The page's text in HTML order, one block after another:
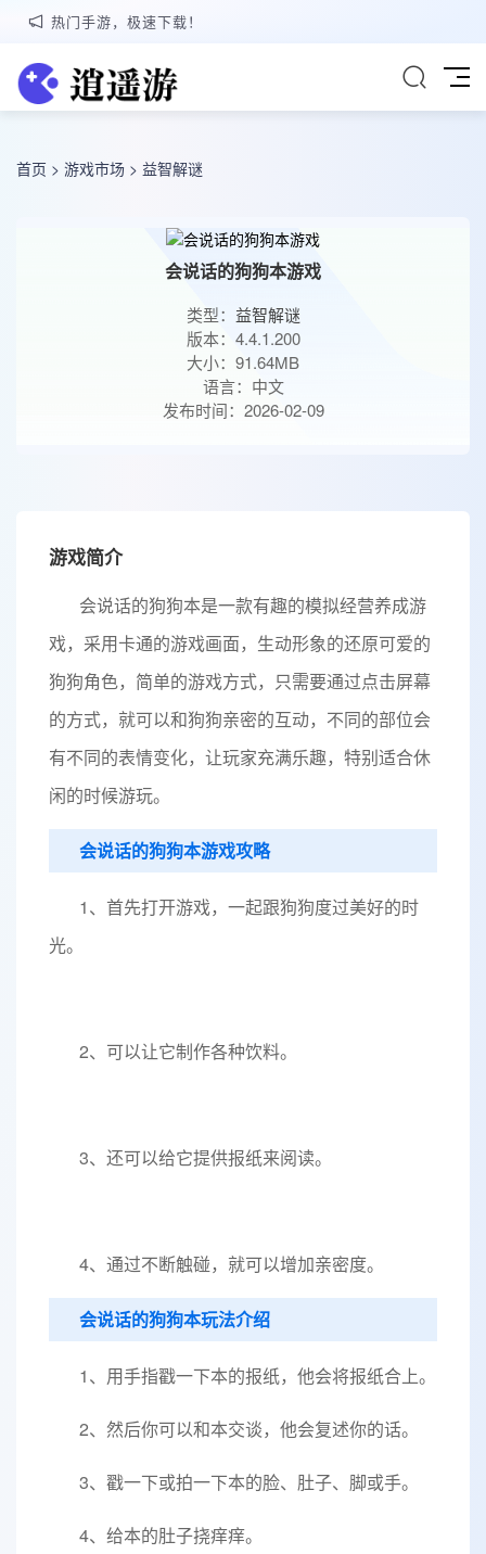
热门手游，极速下载！
首页 > 游戏市场 > 益智解谜
会说话的狗狗本游戏
类型： 益智解谜
版本：4.4.1.200
大小：91.64MB
语言：中文
发布时间：2026-02-09
游戏简介
会说话的狗狗本是一款有趣的模拟经营养成游
戏，采用卡通的游戏画面，生动形象的还原可爱的
狗狗角色，简单的游戏方式，只需要通过点击屏幕
的方式，就可以和狗狗亲密的互动，不同的部位会
有不同的表情变化，让玩家充满乐趣，特别适合休
闲的时候游玩。
会说话的狗狗本游戏攻略
1、首先打开游戏，一起跟狗狗度过美好的时
光。
2、可以让它制作各种饮料。
3、还可以给它提供报纸来阅读。
4、通过不断触碰，就可以增加亲密度。
会说话的狗狗本玩法介绍
1、用手指戳一下本的报纸，他会将报纸合上。
2、然后你可以和本交谈，他会复述你的话。
3、戳一下或拍一下本的脸、肚子、脚或手。
4、给本的肚子挠痒痒。